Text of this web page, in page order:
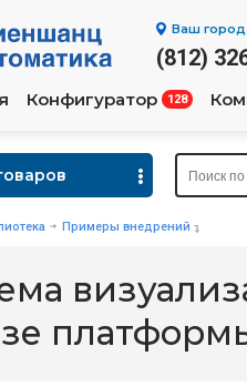
Ваш город
(812)
Конфигуратор 128
Примеры внедрений